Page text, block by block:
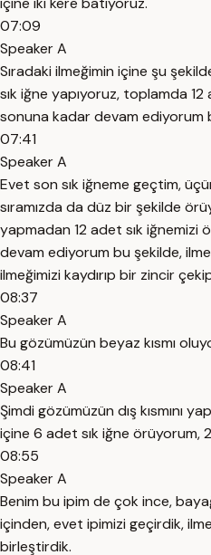
07:09
Speaker A
Sıradaki ilmeğimin içine şu
sık iğne yapıyoruz, toplamda 12
sonuna kadar devam ediyorum
07:41
Speaker A
Evet son sık iğneme geçtim,
sıramızda da düz bir şekilde
yapmadan 12 adet sık iğnemizi
devam ediyorum bu şekilde,
ilmeğimizi kaydırıp bir zincir
08:37
Speaker A
Bu gözümüzün beyaz kısmı
08:41
Speaker A
Şimdi gözümüzün dış kısmını
içine 6 adet sık iğne örüyorum,
08:55
Speaker A
Benim bu ipim de çok ince,
içinden, evet ipimizi geçirdik,
birleştirdik.